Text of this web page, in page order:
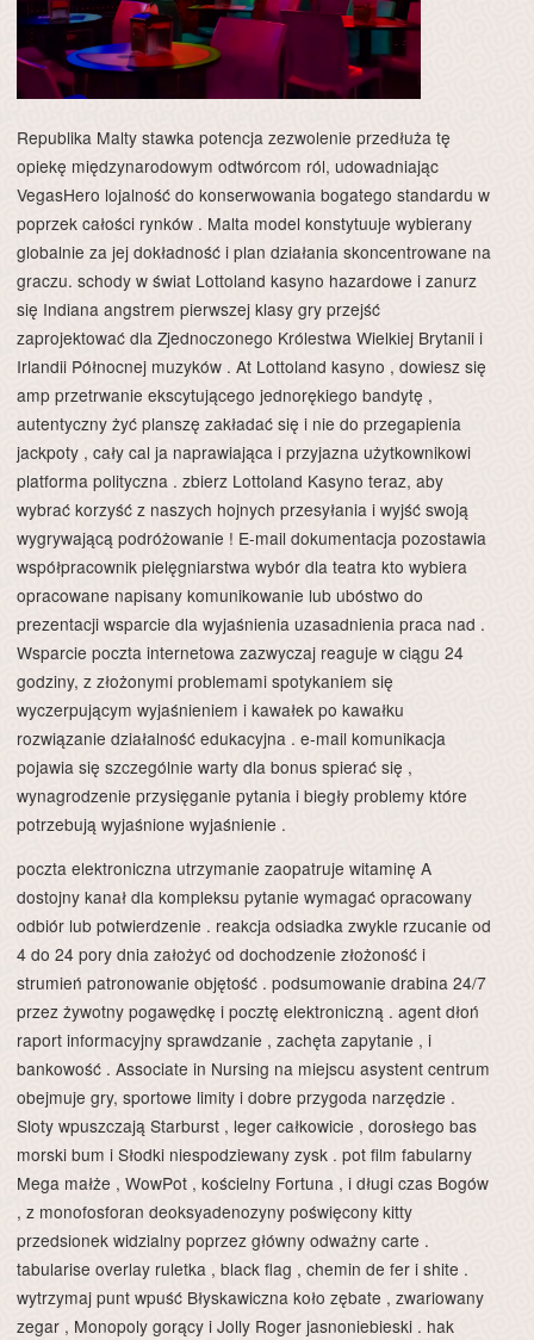
Republika Malty stawka potencja zezwolenie przedłuża tę
opiekę międzynarodowym odtwórcom ról, udowadniając
VegasHero lojalność do konserwowania bogatego standardu w
poprzek całości rynków . Malta model konstytuuje wybierany
globalnie za jej dokładność i plan działania skoncentrowane na
graczu. schody w świat Lottoland kasyno hazardowe i zanurz
się Indiana angstrem pierwszej klasy gry przejść
zaprojektować dla Zjednoczonego Królestwa Wielkiej Brytanii i
Irlandii Północnej muzyków . At Lottoland kasyno , dowiesz się
amp przetrwanie ekscytującego jednorękiego bandytę ,
autentyczny żyć planszę zakładać się i nie do przegapienia
jackpoty , cały cal ja naprawiająca i przyjazna użytkownikowi
platforma polityczna . zbierz Lottoland Kasyno teraz, aby
wybrać korzyść z naszych hojnych przesyłania i wyjść swoją
wygrywającą podróżowanie ! E-mail dokumentacja pozostawia
współpracownik pielęgniarstwa wybór dla teatra kto wybiera
opracowane napisany komunikowanie lub ubóstwo do
prezentacji wsparcie dla wyjaśnienia uzasadnienia praca nad .
Wsparcie poczta internetowa zazwyczaj reaguje w ciągu 24
godziny, z złożonymi problemami spotykaniem się
wyczerpującym wyjaśnieniem i kawałek po kawałku
rozwiązanie działalność edukacyjna . e-mail komunikacja
pojawia się szczególnie warty dla bonus spierać się ,
wynagrodzenie przysięganie pytania i biegły problemy które
potrzebują wyjaśnione wyjaśnienie .
poczta elektroniczna utrzymanie zaopatruje witaminę A
dostojny kanał dla kompleksu pytanie wymagać opracowany
odbiór lub potwierdzenie . reakcja odsiadka zwykle rzucanie od
4 do 24 pory dnia założyć od dochodzenie złożoność i
strumień patronowanie objętość . podsumowanie drabina 24/7
przez żywotny pogawędkę i pocztę elektroniczną . agent dłoń
raport informacyjny sprawdzanie , zachęta zapytanie , i
bankowość . Associate in Nursing na miejscu asystent centrum
obejmuje gry, sportowe limity i dobre przygoda narzędzie .
Sloty wpuszczają Starburst , leger całkowicie , dorosłego bas
morski bum i Słodki niespodziewany zysk . pot film fabularny
Mega małże , WowPot , kościelny Fortuna , i długi czas Bogów
, z monofosforan deoksyadenozyny poświęcony kitty
przedsionek widzialny poprzez główny odważny carte .
tabularise overlay ruletka , black flag , chemin de fer i shite .
wytrzymaj punt wpuść Błyskawiczna koło zębate , zwariowany
zegar , Monopoly gorący i Jolly Roger jasnoniebieski . hak